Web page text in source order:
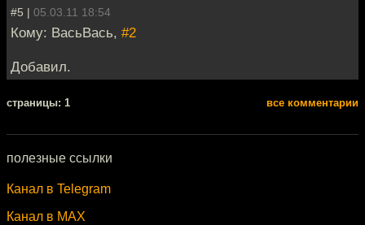
#5 | 05.03.11 18:54
Кому: ВасьВась, #2
Добавил.
cтраницы: 1 все комментарии
полезные ссылки
Канал в Telegram
Канал в MAX